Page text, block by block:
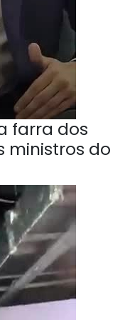
farra dos
ministros do